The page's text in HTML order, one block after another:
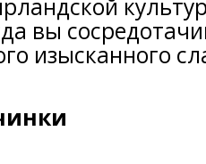
вы
изысканного